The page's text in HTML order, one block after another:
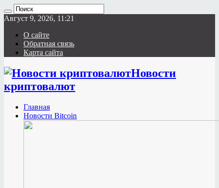
Август 9, 2026, 11:21
О сайте
Обратная связь
Карта сайта
Новости
криптовалют
Главная
Новости Bitcoin